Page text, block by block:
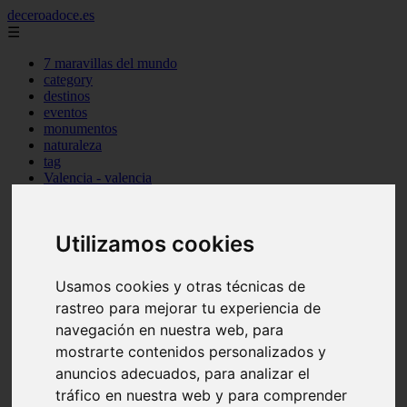
Utilizamos cookies
Usamos cookies y otras técnicas de
rastreo para mejorar tu experiencia de
navegación en nuestra web, para
mostrarte contenidos personalizados y
anuncios adecuados, para analizar el
tráfico en nuestra web y para comprender
deceroadoce.es
☰
7 maravillas del mundo
category
destinos
eventos
monumentos
naturaleza
tag
Valencia - valencia
Sevilla - bormujos
Murcia - murcia
Alicante - benidorm
Alicante - finestrat
Almería - mojácar
Alicante - orihuela
Huesca - jaca
Valencia - el-puig-de-santa-maría